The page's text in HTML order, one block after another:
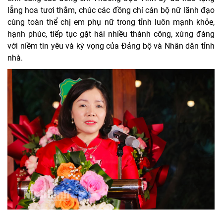
lẵng hoa tươi thắm, chúc các đồng chí cán bộ nữ lãnh đạo
cùng toàn thể chị em phụ nữ trong tỉnh luôn mạnh khỏe,
hạnh phúc, tiếp tục gặt hái nhiều thành công, xứng đáng
với niềm tin yêu và kỳ vọng của Đảng bộ và Nhân dân tỉnh
nhà.